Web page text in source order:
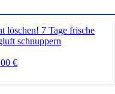
löschen! 7 Tage frische
schnuppern
€